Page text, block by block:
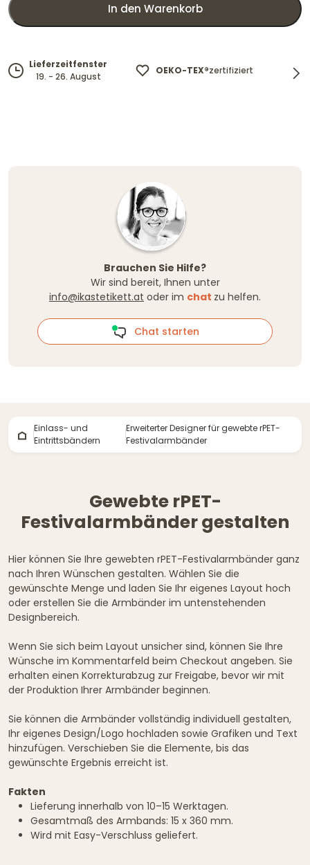
In den Warenkorb
Lieferzeitfenster
19. - 26. August
OEKO-TEX®zertifiziert
Brauchen Sie Hilfe?
Wir sind bereit, Ihnen unter
info@ikastetikett.at oder im chat zu helfen.
Chat starten
Einlass- und
Eintrittsbändern
Erweiterter Designer für gewebte rPET-
Festivalarmbänder
Gewebte rPET-
Festivalarmbänder gestalten
Hier können Sie Ihre gewebten rPET-Festivalarmbänder ganz
nach Ihren Wünschen gestalten. Wählen Sie die
gewünschte Menge und laden Sie Ihr eigenes Layout hoch
oder erstellen Sie die Armbänder im untenstehenden
Designbereich.
Wenn Sie sich beim Layout unsicher sind, können Sie Ihre
Wünsche im Kommentarfeld beim Checkout angeben. Sie
erhalten einen Korrekturabzug zur Freigabe, bevor wir mit
der Produktion Ihrer Armbänder beginnen.
Sie können die Armbänder vollständig individuell gestalten,
Ihr eigenes Design/Logo hochladen sowie Grafiken und Text
hinzufügen. Verschieben Sie die Elemente, bis das
gewünschte Ergebnis erreicht ist.
Fakten
Lieferung innerhalb von 10–15 Werktagen.
Gesamtmaß des Armbands: 15 x 360 mm.
Wird mit Easy-Verschluss geliefert.